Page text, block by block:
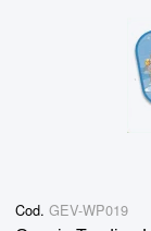
Cod. GEV-WP019